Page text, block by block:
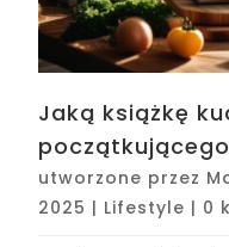
Jaką książkę
utworzone przez
2025 | Lifestyle | 0